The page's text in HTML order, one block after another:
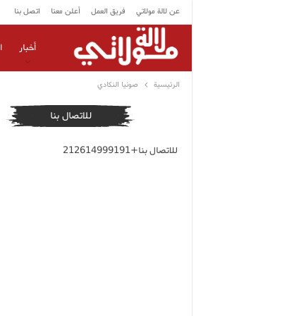
عن لالة مولاتي فريق العمل أعلن معنا اتصل بنا
أخبار
الرئيسية صونيا النكادي
للاتصال بنا
للاتصال بنا+212614999191